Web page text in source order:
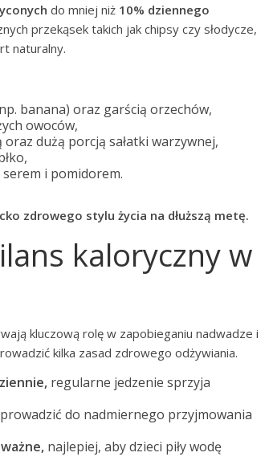
do mniej niż 10% dziennego
przekąsek takich jak chipsy czy słodycze,
naturalny.
banana) oraz garścią orzechów,
owoców,
dużą porcją sałatki warzywnej,
i pomidorem.
zdrowego stylu życia na dłuższą metę.
kaloryczny w
kluczową rolę w zapobieganiu nadwadze i
kilka zasad zdrowego odżywiania.
regularne jedzenie sprzyja
do nadmiernego przyjmowania
najlepiej, aby dzieci piły wodę